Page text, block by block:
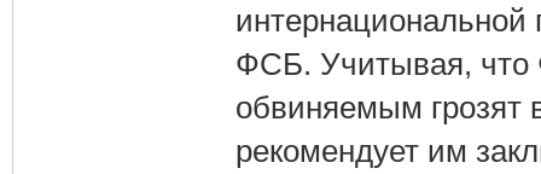
интернациональной
ФСБ. Учитывая, что
обвиняемым грозят
рекомендует им